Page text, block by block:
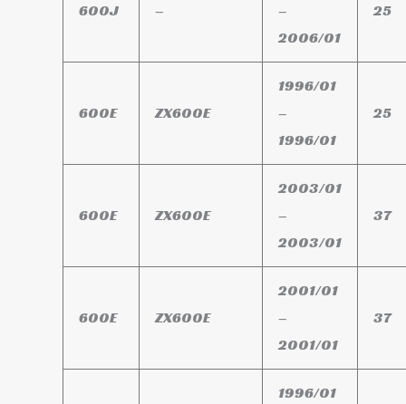
600J –
–
2006/01
25
600E ZX600E
1996/01
–
1996/01
25
600E ZX600E
2003/01
–
2003/01
37
600E ZX600E
2001/01
–
2001/01
37
1996/01